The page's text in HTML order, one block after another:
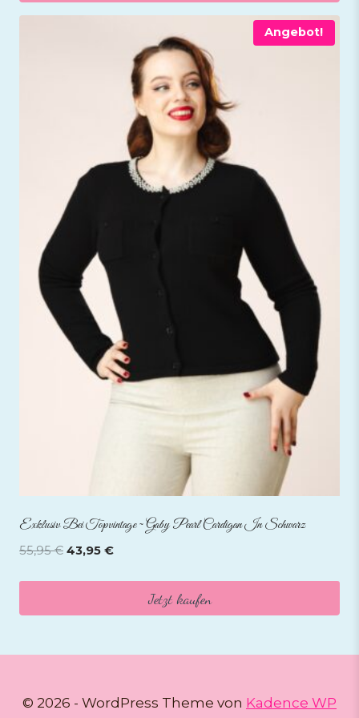
Angebot!
Exklusiv Bei Topvintage ~ Gaby Pearl Cardigan In Schwarz
55,95€ Ursprünglicher
43,95 €Aktueller
43,95 €.Jetzt kaufen
© 2026 - WordPress Theme von Kadence WP